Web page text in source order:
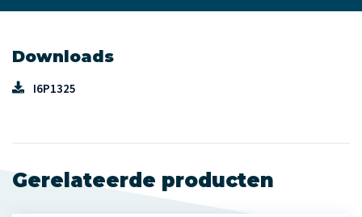
Downloads
I6P1325
Gerelateerde producten